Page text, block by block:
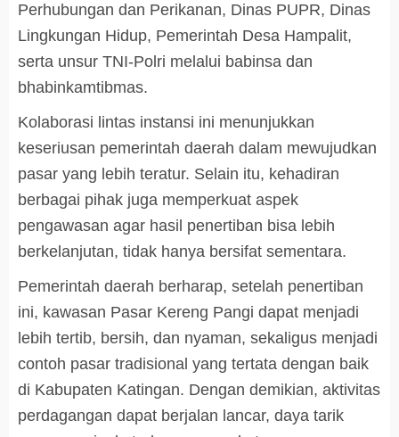
Perhubungan dan Perikanan, Dinas PUPR, Dinas
Lingkungan Hidup, Pemerintah Desa Hampalit,
serta unsur TNI-Polri melalui babinsa dan
bhabinkamtibmas.
Kolaborasi lintas instansi ini menunjukkan
keseriusan pemerintah daerah dalam mewujudkan
pasar yang lebih teratur. Selain itu, kehadiran
berbagai pihak juga memperkuat aspek
pengawasan agar hasil penertiban bisa lebih
berkelanjutan, tidak hanya bersifat sementara.
Pemerintah daerah berharap, setelah penertiban
ini, kawasan Pasar Kereng Pangi dapat menjadi
lebih tertib, bersih, dan nyaman, sekaligus menjadi
contoh pasar tradisional yang tertata dengan baik
di Kabupaten Katingan. Dengan demikian, aktivitas
perdagangan dapat berjalan lancar, daya tarik